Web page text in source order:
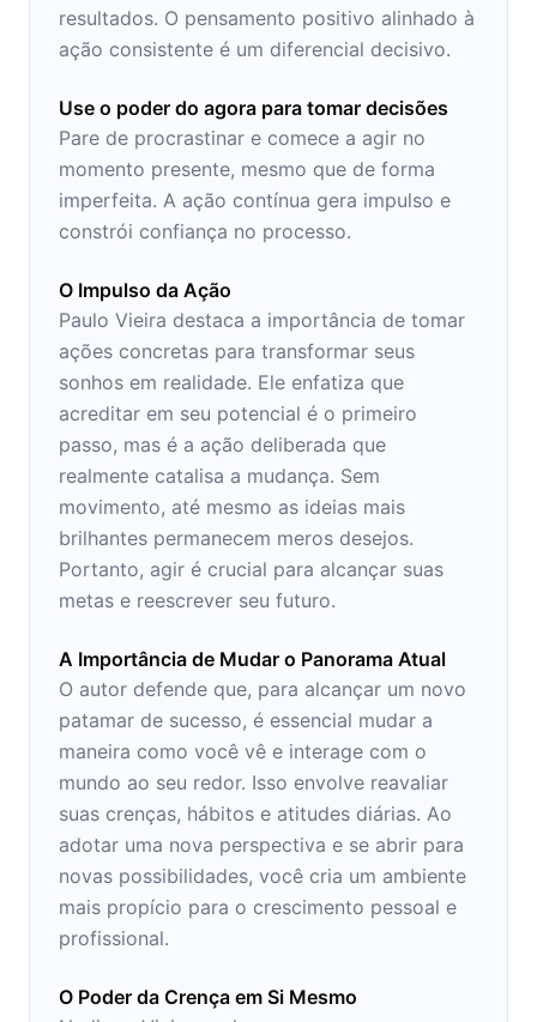
resultados. O pensamento positivo alinhado à
ação consistente é um diferencial decisivo.
Use o poder do agora para tomar decisões
Pare de procrastinar e comece a agir no
momento presente, mesmo que de forma
imperfeita. A ação contínua gera impulso e
constrói confiança no processo.
O Impulso da Ação
Paulo Vieira destaca a importância de tomar
ações concretas para transformar seus
sonhos em realidade. Ele enfatiza que
acreditar em seu potencial é o primeiro
passo, mas é a ação deliberada que
realmente catalisa a mudança. Sem
movimento, até mesmo as ideias mais
brilhantes permanecem meros desejos.
Portanto, agir é crucial para alcançar suas
metas e reescrever seu futuro.
A Importância de Mudar o Panorama Atual
O autor defende que, para alcançar um novo
patamar de sucesso, é essencial mudar a
maneira como você vê e interage com o
mundo ao seu redor. Isso envolve reavaliar
suas crenças, hábitos e atitudes diárias. Ao
adotar uma nova perspectiva e se abrir para
novas possibilidades, você cria um ambiente
mais propício para o crescimento pessoal e
profissional.
O Poder da Crença em Si Mesmo